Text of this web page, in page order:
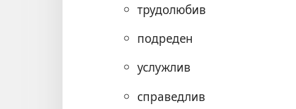
трудолюбив
подреден
услужлив
справедлив